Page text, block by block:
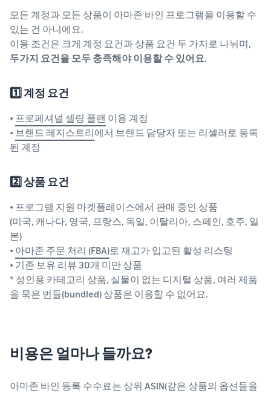
모든 계정과 모든 상품이 아마존 바인 프로그램을 이용할 수
있는 건 아니에요.
이용 조건은 크게 계정 요건과 상품 요건 두 가지로 나뉘며,
두가지 요건을 모두 충족해야 이용할 수 있어요.
1️⃣ 계정 요건
• 프로페셔널 셀링 플랜 이용 계정
• 브랜드 레지스트리에서 브랜드 담당자 또는 리셀러로 등록
된 계정
2️⃣ 상품 요건
• 프로그램 지원 마켓플레이스에서 판매 중인 상품
(미국, 캐나다, 영국, 프랑스, 독일, 이탈리아, 스페인, 호주, 일
본)
• 아마존 주문 처리 (FBA)로 재고가 입고된 활성 리스팅
• 기존 보유 리뷰 30개 미만 상품
* 성인용 카테고리 상품, 실물이 없는 디지털 상품, 여러 제품
을 묶은 번들(bundled) 상품은 이용할 수 없어요.
비용은 얼마나 들까요?
아마존 바인 등록 수수료는 상위 ASIN(같은 상품의 옵션들을